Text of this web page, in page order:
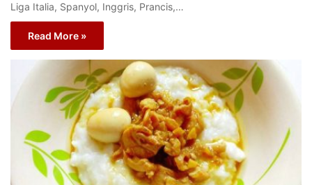
Liga Italia, Spanyol, Inggris, Prancis,…
Read More »